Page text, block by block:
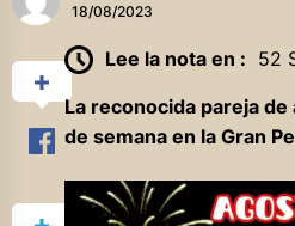
18/08/2023
Lee la nota en : 52
La reconocida pareja
de semana en la Gran